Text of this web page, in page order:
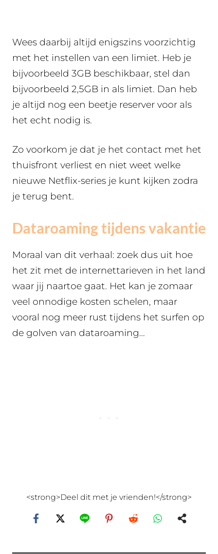
Wees daarbij altijd enigszins voorzichtig
met het instellen van een limiet. Heb je
bijvoorbeeld 3GB beschikbaar, stel dan
bijvoorbeeld 2,5GB in als limiet. Dan heb
je altijd nog een beetje reserver voor als
het echt nodig is.
Zo voorkom je dat je het contact met het
thuisfront verliest en niet weet welke
nieuwe Netflix-series je kunt kijken zodra
je terug bent.
Dataroaming tijdens vakantie
Moraal van dit verhaal: zoek dus uit hoe
het zit met de internettarieven in het land
waar jij naartoe gaat. Het kan je zomaar
veel onnodige kosten schelen, maar
vooral nog meer rust tijdens het surfen op
de golven van dataroaming…
<strong>Deel dit met je vrienden!</strong>